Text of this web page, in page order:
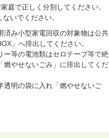
庭で正しく分別してください。
いでください。
済み小型家電回収の対象物は公共
」へ排出してください。
ー等の電池類はセロテープ等で絶
燃やせないごみ」に排出してくだ
透明の袋に入れ「燃やせないご